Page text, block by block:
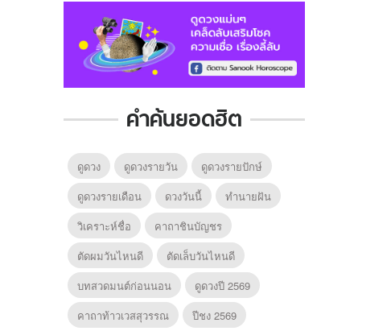
คำค้นยอดฮิต
ดูดวง ดูดวงรายวัน
ดูดวงรายปักษ์
ดูดวงรายเดือน
ดวงวันนี้
ทํานายฝัน
วิเคราะห์ชื่อ
คาถาชินบัญชร
ตัดผมวันไหนดี
ตัดเล็บวันไหนดี
บทสวดมนต์ก่อนนอน
ดูดวงปี 2569
คาถาท้าวเวสสุวรรณ
ปีชง 2569